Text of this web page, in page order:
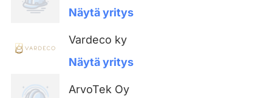
Näytä yritys
Vardeco ky
Näytä yritys
ArvoTek Oy